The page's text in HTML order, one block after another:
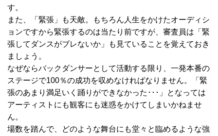
す。
また、「緊張」も天敵。もちろん人生をかけたオーディシ
ョンですから緊張するのは当たり前ですが、審査員は「緊
張してダンスがブレないか」も見ていることを覚えておき
ましょう。
なぜならバックダンサーとして活動する限り、一発本番の
ステージで100％の成功を収めなければなりません。「緊
張のあまり満足いく踊りができなかった･･･」となっては
アーティストにも観客にも迷惑をかけてしまいかねませ
ん。
場数を踏んで、どのような舞台にも堂々と臨めるような強